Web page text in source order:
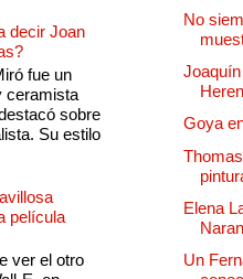
decir Joan
fue un
ceramista
sobre
Su estilo
película
ver el otro
No
Goya
Elena
Un